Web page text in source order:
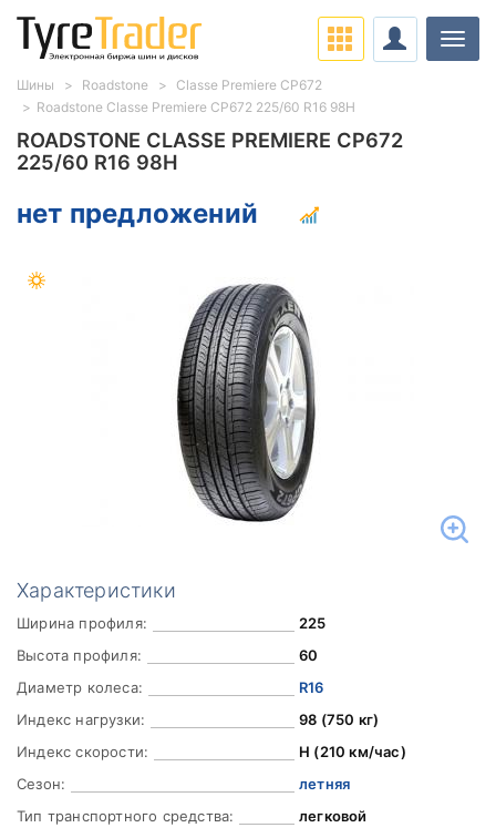
ROADSTONE CLASSE PREMIERE CP672
225/60 R16 98H
нет предложений
Характеристики
Ширина профиля:
225
Высота профиля:
60
Диаметр колеса:
R16
Индекс нагрузки:
98 (750 кг)
Индекс скорости:
H (210 км/час)
Сезон:
летняя
Тип транспортного средства:
легковой
Шины Roadstone
Classe Premiere CP672
Roadstone Classe Premiere CP672 225/60 R16 98H